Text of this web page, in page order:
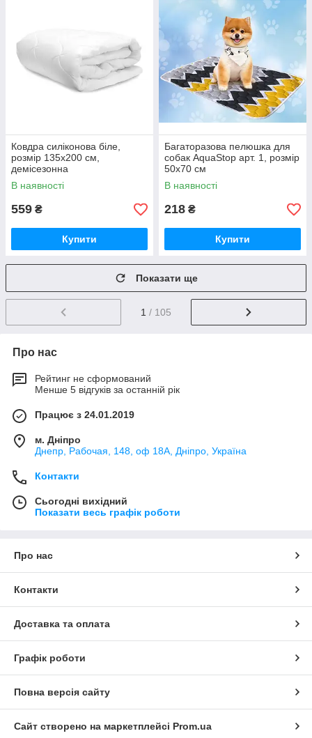
Ковдра силіконова біле,
розмір 135х200 см,
демісезонна
В наявності
559 ₴
Купити
Багаторазова пелюшка для
собак AquaStop арт. 1, розмір
50х70 см
В наявності
218 ₴
Купити
Показати ще
1 / 105
Про нас
Рейтинг не сформований
Менше 5 відгуків за останній рік
Працює з 24.01.2019
м. Дніпро
Днепр, Рабочая, 148, оф 18А, Дніпро, Україна
Контакти
Сьогодні вихідний
Показати весь графік роботи
Про нас
Контакти
Доставка та оплата
Графік роботи
Повна версія сайту
Сайт створено на маркетплейсі Prom.ua